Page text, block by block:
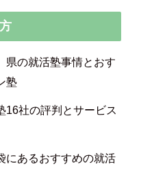
県の就活塾事情とおす
塾
16社の評判とサービス
にあるおすすめの就活